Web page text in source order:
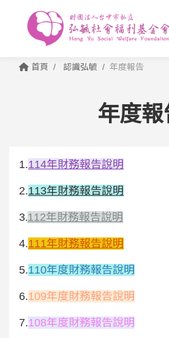
首頁 認識弘毓 年度報告
年度報
1.114年財務報告說明
2.113年財務報告說明
3.112年財務報告說明
4.111年財務報告說明
5.110年度財務報告說明
6.109年度財務報告說明
7.108年度財務報告說明